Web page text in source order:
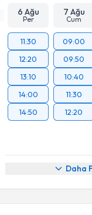
6 Ağu
Per
7 Ağu
Cum
11:30
12:20
13:10
14:00
14:50
09:00
09:50
10:40
11:30
12:20
Daha